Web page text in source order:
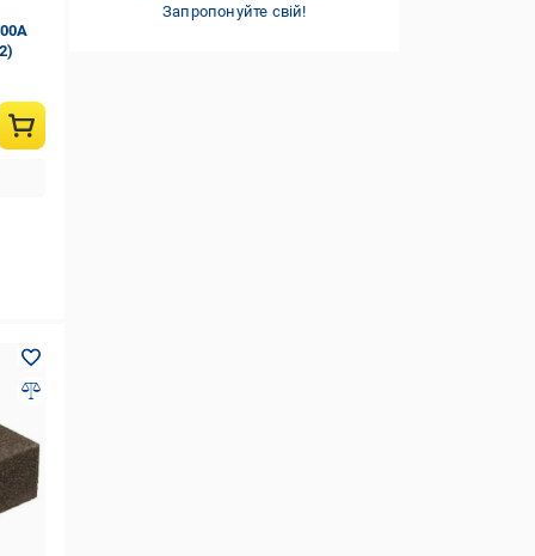
Запропонуйте свій!